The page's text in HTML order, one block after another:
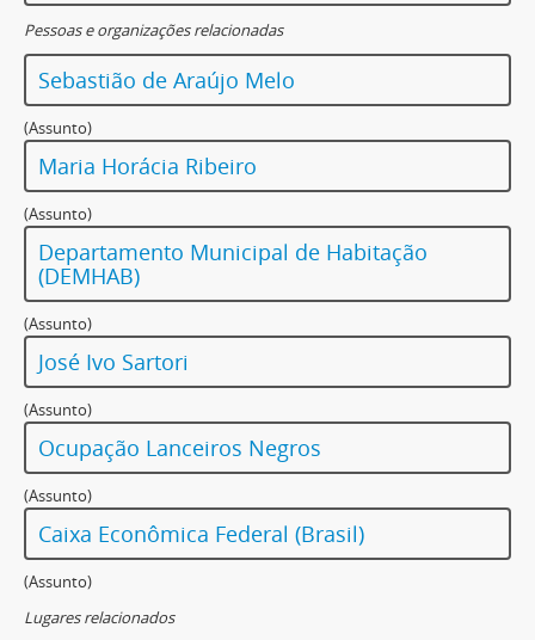
Pessoas e organizações relacionadas
Sebastião de Araújo Melo
(Assunto)
Maria Horácia Ribeiro
(Assunto)
Departamento Municipal de Habitação
(DEMHAB)
(Assunto)
José Ivo Sartori
(Assunto)
Ocupação Lanceiros Negros
(Assunto)
Caixa Econômica Federal (Brasil)
(Assunto)
Lugares relacionados